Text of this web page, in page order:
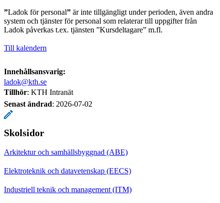
”Ladok för personal” är inte tillgängligt under perioden, även andra
system och tjänster för personal som relaterar till uppgifter från
Ladok påverkas t.ex. tjänsten ”Kursdeltagare” m.fl.
Till kalendern
Innehållsansvarig:
ladok@kth.se
Tillhör: KTH Intranät
Senast ändrad: 2026-07-02
Skolsidor
Arkitektur och samhällsbyggnad (ABE)
Elektroteknik och datavetenskap (EECS)
Industriell teknik och management (ITM)